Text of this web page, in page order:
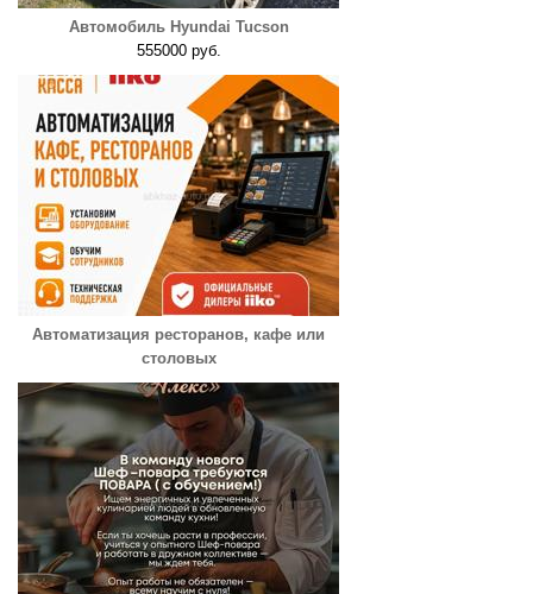
Автомобиль Hyundai Tucson
555000 руб.
Автоматизация ресторанов, кафе или
столовых